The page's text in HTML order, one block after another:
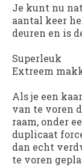
Je kunt nu
aantal keer
deuren en is
Superleuk
Extreem
Als je een
van te voren
raam, onder
duplicaat
dan echt
te voren